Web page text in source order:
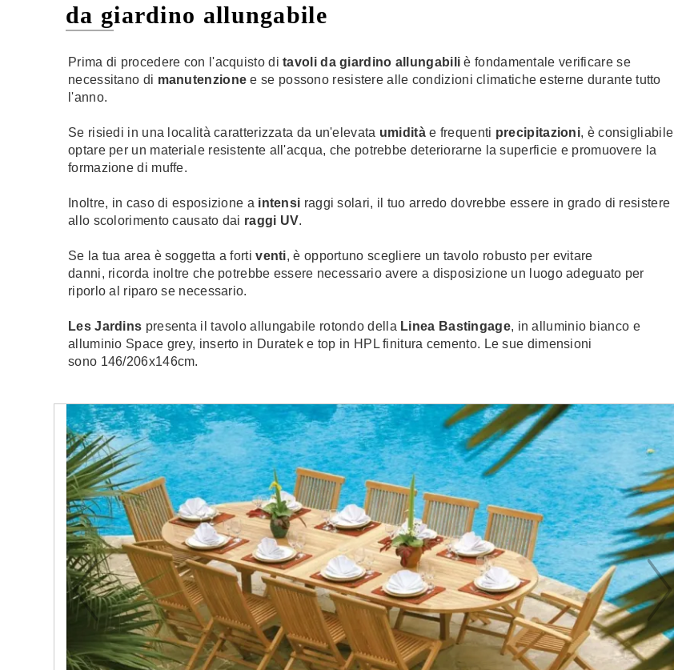
da giardino allungabile
Prima di procedere con l'acquisto ditavoli da giardino allungabili è fondamentale verificare se
necessitano di manutenzione e se possono resistere alle condizioni climatiche esterne durante tutto
l'anno.
Se risiedi in una località caratterizzata da un'elevata umiditàe frequenti precipitazioni, è consigliabile
optare per un materiale resistente all'acqua, che potrebbe deteriorarne la superficie e promuovere la
formazione di muffe.
Inoltre, in caso di esposizione a intensi raggi solari, il tuo arredo dovrebbe essere in grado di resistere
allo scolorimento causato dai raggi UV.
Se la tua area è soggetta a fortiventi, è opportuno scegliere un tavolo robusto per evitare
danni, ricorda inoltre che potrebbe essere necessario avere a disposizione un luogo adeguato per
riporlo al riparo se necessario.
Les Jardins presenta il tavolo allungabile rotondo della Linea Bastingage, in alluminio bianco e
alluminio Space grey, inserto in Duratek e top in HPL finitura cemento. Le sue dimensioni
sono 146/206x146cm.